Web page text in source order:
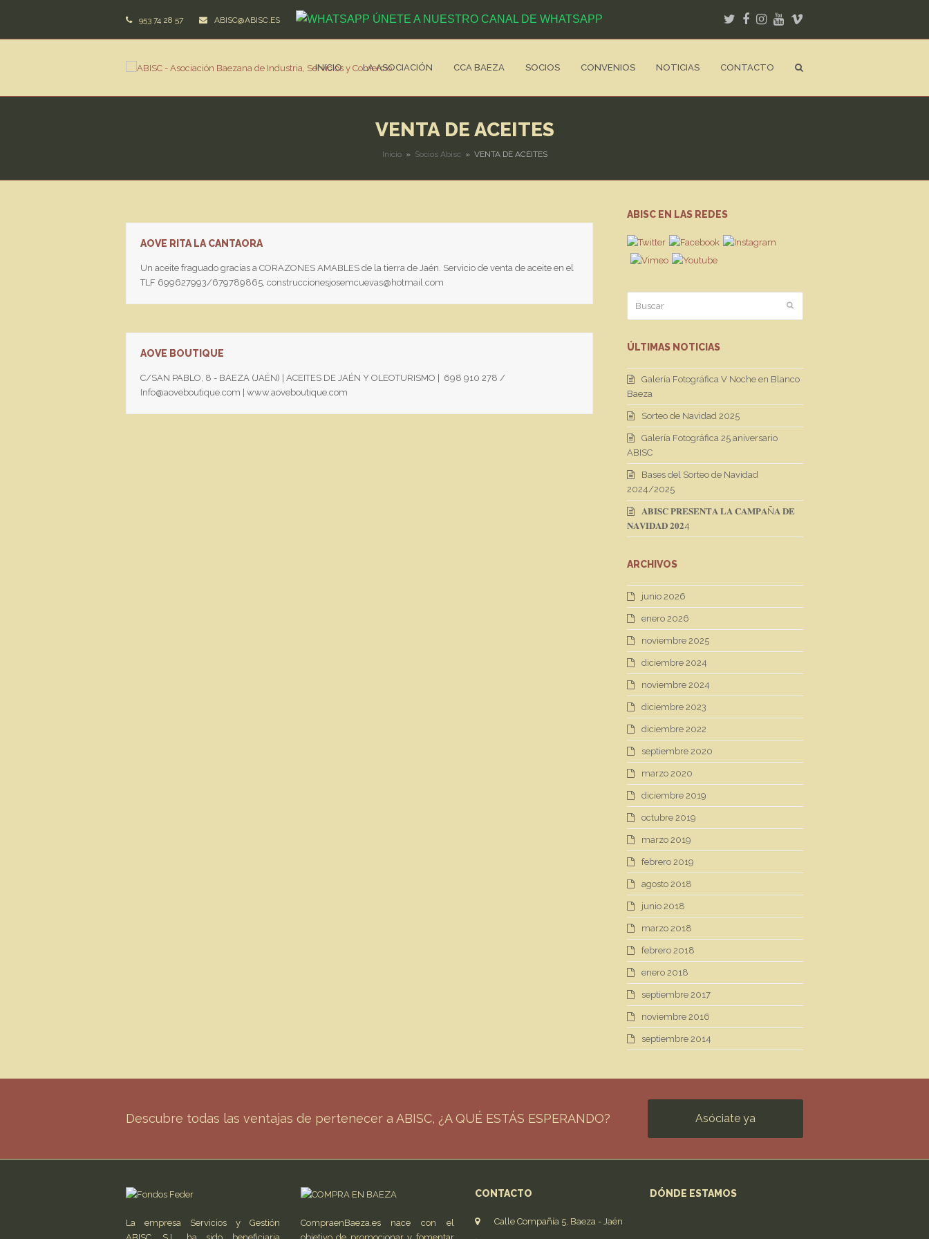
953 74 28 57 ABISC@ABISC.ES ÚNETE A NUESTRO CANAL DE WHATSAPP Twitter
Facebook
Instagram
Youtube
INICIO LA ASOCIACIÓN CCA BAEZA SOCIOS CONVENIOS NOTICIAS CONTACTO
VENTA DE ACEITES
Inicio » Socios Abisc » VENTA DE ACEITES
AOVE RITA LA CANTAORA
Un aceite fraguado gracias a CORAZONES AMABLES de la tierra de Jaén. Servicio de venta de aceite en el
TLF 699627993/679789865, construccionesjosemcuevas@hotmail.com
AOVE BOUTIQUE
C/SAN PABLO, 8 - BAEZA (JAÉN) | ACEITES DE JAÉN Y OLEOTURISMO | 698 910 278 /
Info@aoveboutique.com | www.aoveboutique.com
ABISC EN LAS REDES
ÚLTIMAS NOTICIAS
Galería Fotográfica V Noche en Blanco
Baeza
Sorteo de Navidad 2025
Galería Fotográfica 25 aniversario
ABISC
Bases del Sorteo de Navidad
2024/2025
𝐀𝐁𝐈𝐒𝐂 𝐏𝐑𝐄𝐒𝐄𝐍𝐓𝐀 𝐋𝐀 𝐂𝐀𝐌𝐏𝐀Ñ𝐀 𝐃𝐄
𝐍𝐀𝐕𝐈𝐃𝐀𝐃 𝟐𝟎𝟐4
ARCHIVOS
junio 2026
enero 2026
noviembre 2025
diciembre 2024
noviembre 2024
diciembre 2023
diciembre 2022
septiembre 2020
marzo 2020
diciembre 2019
octubre 2019
marzo 2019
febrero 2019
agosto 2018
junio 2018
marzo 2018
febrero 2018
enero 2018
septiembre 2017
noviembre 2016
septiembre 2014
Descubre todas las ventajas de pertenecer a ABISC, ¿A QUÉ ESTÁS ESPERANDO? Asóciate ya
La empresa Servicios y Gestión
CompraenBaeza.es nace con el
CONTACTO
Calle Compañía 5, Baeza - Jaén
DÓNDE ESTAMOS